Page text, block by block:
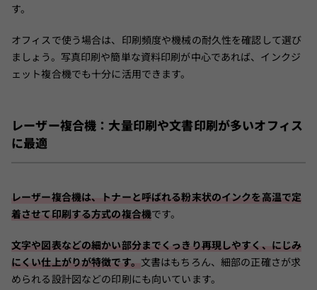
す。
オフィスで使う場合は、印刷頻度や機械の耐久性を確認して選び
ましょう。写真印刷や簡単な資料印刷が中心であれば、インクジ
ェット複合機でも十分に活用できます。
レーザー複合機：大量印刷や文書印刷が多いオフィス
に最適
レーザー複合機は、トナーと呼ばれる粉末状のインクを高温で定
着させて印刷する方式の複合機です。
文字や図表などの細かい部分までくっきり再現しやすく、にじみ
にくい仕上がりが特徴です。 文書はもちろん、細部の正確さが求
められる設計図などの印刷にも向いています。